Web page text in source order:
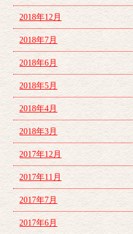
2018年12月
2018年7月
2018年6月
2018年5月
2018年4月
2018年3月
2017年12月
2017年11月
2017年7月
2017年6月